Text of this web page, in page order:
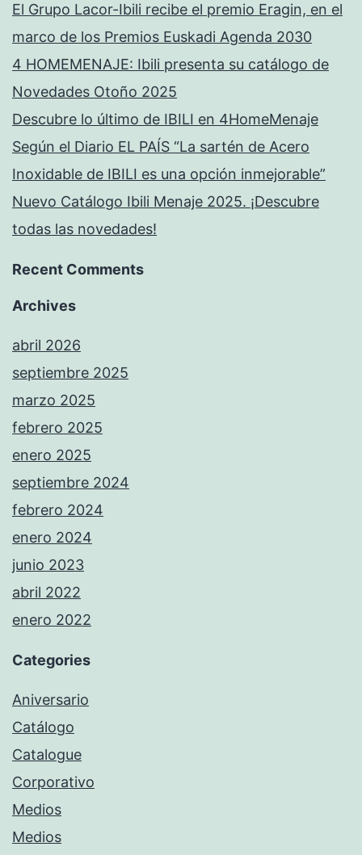
El Grupo Lacor-Ibili recibe el premio Eragin, en el
marco de los Premios Euskadi Agenda 2030
4 HOMEMENAJE: Ibili presenta su catálogo de
Novedades Otoño 2025
Descubre lo último de IBILI en 4HomeMenaje
Según el Diario EL PAÍS “La sartén de Acero
Inoxidable de IBILI es una opción inmejorable”
Nuevo Catálogo Ibili Menaje 2025. ¡Descubre
todas las novedades!
Recent Comments
Archives
abril 2026
septiembre 2025
marzo 2025
febrero 2025
enero 2025
septiembre 2024
febrero 2024
enero 2024
junio 2023
abril 2022
enero 2022
Categories
Aniversario
Catálogo
Catalogue
Corporativo
Medios
Medios